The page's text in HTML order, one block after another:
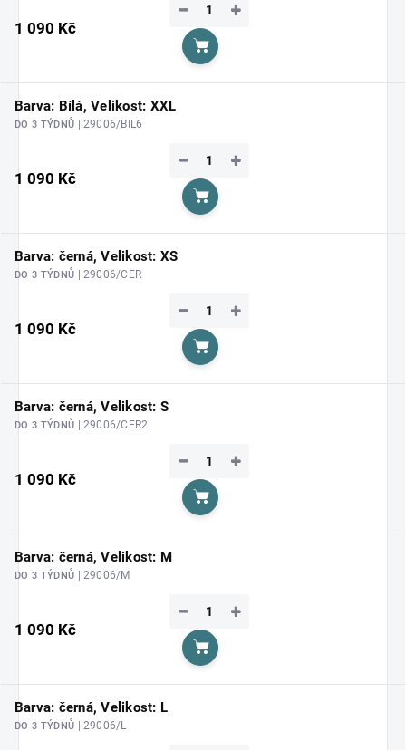
1 090 Kč
+
−
Do košíku
Barva: Bílá, Velikost: XXL
DO 3 TÝDNŮ | 29006/BIL6
1 090 Kč
+
−
Do košíku
Barva: černá, Velikost: XS
DO 3 TÝDNŮ | 29006/CER
1 090 Kč
+
−
Do košíku
Barva: černá, Velikost: S
DO 3 TÝDNŮ | 29006/CER2
1 090 Kč
+
−
Do košíku
Barva: černá, Velikost: M
DO 3 TÝDNŮ | 29006/M
1 090 Kč
+
−
Do košíku
Barva: černá, Velikost: L
DO 3 TÝDNŮ | 29006/L